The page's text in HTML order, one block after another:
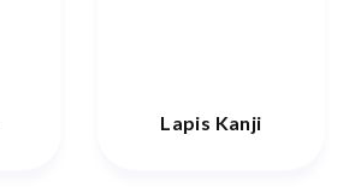
Lapis Kanji